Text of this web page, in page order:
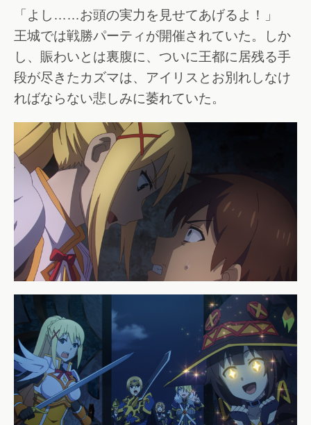
「よし……お頭の実力を見せてあげるよ！」
王城では戦勝パーティが開催されていた。しか
し、賑わいとは裏腹に、ついに王都に居残る手
段が尽きたカズマは、アイリスとお別れしなけ
ればならない悲しみに萎れていた。